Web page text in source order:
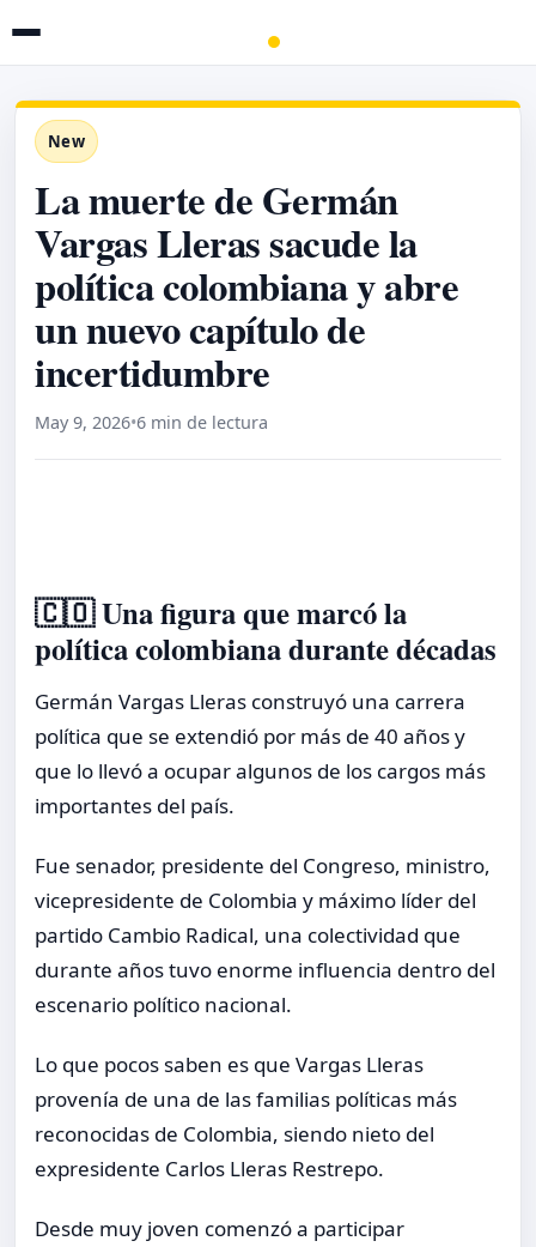
New
La muerte de Germán
Vargas Lleras sacude la
política colombiana y abre
un nuevo capítulo de
incertidumbre
May 9, 2026•6 min de lectura
🇨🇴 Una figura que marcó la
política colombiana durante décadas
Germán Vargas Lleras construyó una carrera
política que se extendió por más de 40 años y
que lo llevó a ocupar algunos de los cargos más
importantes del país.
Fue senador, presidente del Congreso, ministro,
vicepresidente de Colombia y máximo líder del
partido Cambio Radical, una colectividad que
durante años tuvo enorme influencia dentro del
escenario político nacional.
Lo que pocos saben es que Vargas Lleras
provenía de una de las familias políticas más
reconocidas de Colombia, siendo nieto del
expresidente Carlos Lleras Restrepo.
Desde muy joven comenzó a participar